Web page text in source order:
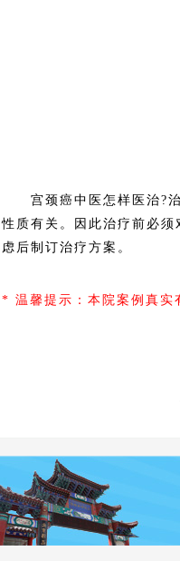
宫颈癌中医怎样医治?治
性质有关。因此治疗前必
虑后制订治疗方案。
* 温馨提示：本院案例真实